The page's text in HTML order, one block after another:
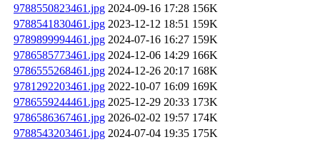
9788550823461.jpg 2024-09-16 17:28 156K
9788541830461.jpg 2023-12-12 18:51 159K
9789899994461.jpg 2024-07-16 16:27 159K
9786585773461.jpg 2024-12-06 14:29 166K
9786555268461.jpg 2024-12-26 20:17 168K
9781292203461.jpg 2022-10-07 16:09 169K
9786559244461.jpg 2025-12-29 20:33 173K
9786586367461.jpg 2026-02-02 19:57 174K
9788543203461.jpg 2024-07-04 19:35 175K